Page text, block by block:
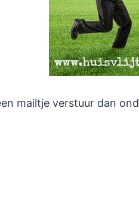
mailtje verstuur dan